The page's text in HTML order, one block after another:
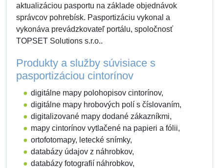
aktualizáciou pasportu na základe objednávok
správcov pohrebísk. Pasportizáciu vykonal a
vykonáva prevádzkovateľ portálu, spoločnosť
TOPSET Solutions s.r.o..
Produkty a služby súvisiace s
pasportizáciou cintorínov
digitálne mapy polohopisov cintorínov,
digitálne mapy hrobových polí s číslovaním,
digitalizované mapy dodané zákazníkmi,
mapy cintorínov vytlačené na papieri a fólii,
ortofotomapy, letecké snímky,
databázy údajov z náhrobkov,
databázy fotografií náhrobkov,